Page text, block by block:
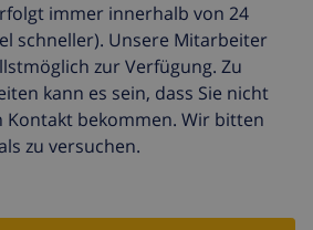
immer innerhalb von 24
schneller). Unsere Mitarbeiter
zur Verfügung. Zu
kann es sein, dass Sie nicht
bekommen. Wir bitten
zu versuchen.